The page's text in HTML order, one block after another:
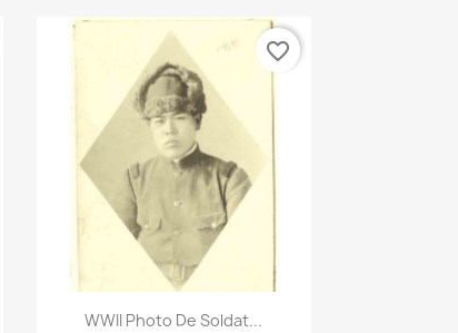
Aperçu rapide
WWII Photo De Soldat...
favorite_border